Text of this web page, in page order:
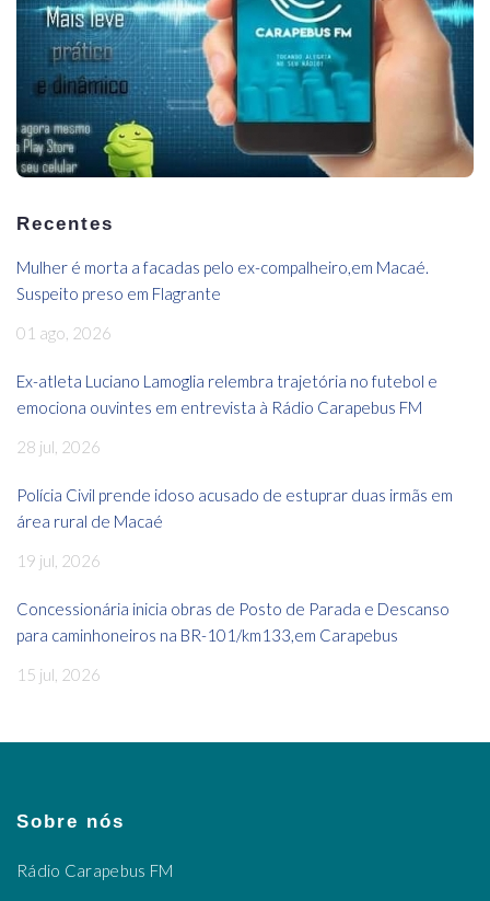
Recentes
Mulher é morta a facadas pelo ex-compalheiro,em Macaé.
Suspeito preso em Flagrante
01 ago, 2026
Ex-atleta Luciano Lamoglia relembra trajetória no futebol e
emociona ouvintes em entrevista à Rádio Carapebus FM
28 jul, 2026
Polícia Civil prende idoso acusado de estuprar duas irmãs em
área rural de Macaé
19 jul, 2026
Concessionária inicia obras de Posto de Parada e Descanso
para caminhoneiros na BR-101/km133,em Carapebus
15 jul, 2026
Sobre nós
Rádio Carapebus FM